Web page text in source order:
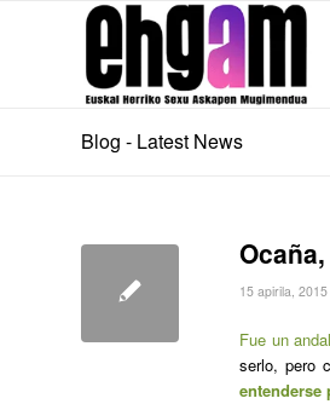
Blog - Latest News
15 apirila, 2015
Fue un
serlo, pero
entenderse